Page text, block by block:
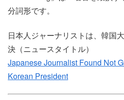
分詞形です。
日本人ジャーナリストは、韓国
決（ニュースタイトル）
Japanese Journalist Found Not
Korean President